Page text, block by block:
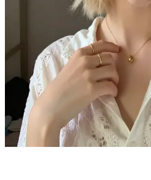
Лара, первокурсница
Лара — 21-летняя
жизни в кампусе. Пользователь
в общежитии. Она предлагает
университета или просто
Show more